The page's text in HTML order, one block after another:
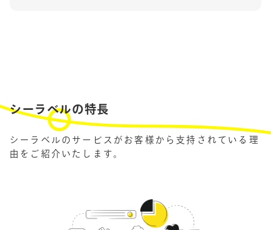
シーラベルの特長
シーラベルのサービスがお客様から支持されている理
由をご紹介いたします。